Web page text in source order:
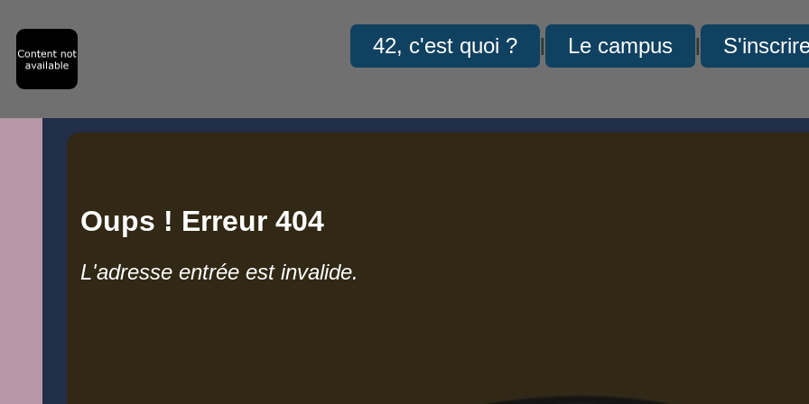
42, c'est quoi ? Le campus S'inscrire
42, c'est quoi ? Le campus
Oups ! Erreur 404
L'adresse entrée est invalide.